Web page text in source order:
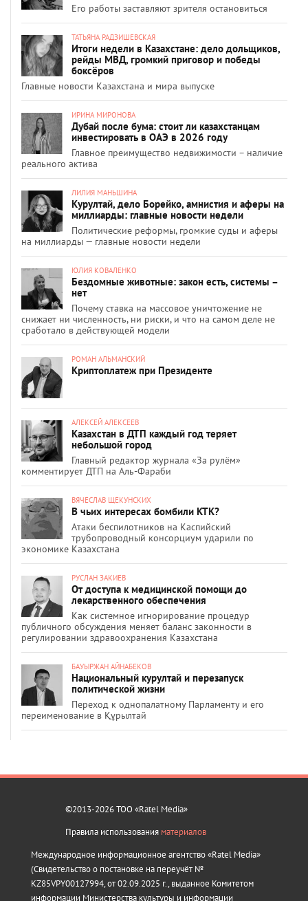
Его работы заставляют зрителя остановиться
ТАТЬЯНА РАДЗИШЕВСКАЯ
Итоги недели в Казахстане: дело дольщиков,
рейды МВД, громкий приговор и победы
боксёров
Главные новости Казахстана и мира выпуске
ИРИНА МИРОНОВА
Дубай после бума: стоит ли казахстанцам
инвестировать в ОАЭ в 2026 году
Главное преимущество недвижимости – наличие
реального актива
ЛИЛИЯ МАНЬШИНА
Курултай, дело Борейко, амнистия и аферы на
миллиарды: главные новости недели
Политические реформы, громкие суды и аферы
на миллиарды — главные новости недели
ЮЛИЯ КОВАЛЕНКО
Бездомные животные: закон есть, системы –
нет
Почему ставка на массовое уничтожение не
снижает ни численность, ни риски, и что на самом деле не
сработало в действующей модели
РОМАН АЛЬМАНСКИЙ
Криптоплатеж при Президенте
АЛЕКСЕЙ АЛЕКСЕЕВ
Казахстан в ДТП каждый год теряет
небольшой город
Главный редактор журнала «За рулём»
комментирует ДТП на Аль-Фараби
ВЯЧЕСЛАВ ЩЕКУНСКИХ
В чьих интересах бомбили КТК?
Атаки беспилотников на Каспийский
трубопроводный консорциум ударили по
экономике Казахстана
РУСЛАН ЗАКИЕВ
От доступа к медицинской помощи до
лекарственного обеспечения
Как системное игнорирование процедур
публичного обсуждения меняет баланс законности в
регулировании здравоохранения Казахстана
БАУЫРЖАН АЙНАБЕКОВ
Национальный курултай и перезапуск
политической жизни
Переход к однопалатному Парламенту и его
переименование в Құрылтай
©2013-2026 ТОО «Ratel Media»
Правила использования материалов
Международное информационное агентство «Ratel Media»
(Свидетельство о постановке на переучёт №
KZ85VPY00127994, от 02.09.2025 г., выданное Комитетом
информации Министерства культуры и информации